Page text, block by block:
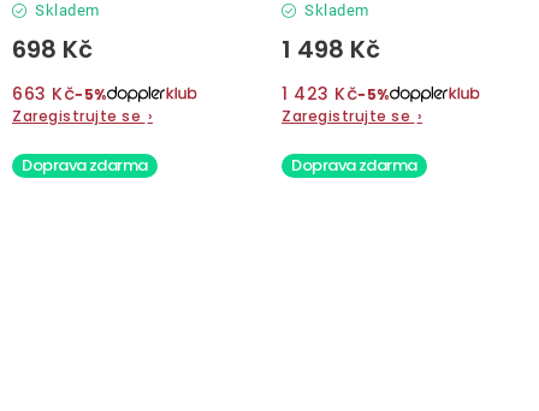
Skladem
698 Kč
663 Kč−5%
Zaregistrujte se ›
Skladem
1 498 Kč
1 423 Kč−5%
Zaregistrujte se ›
Doprava zdarma Doprava zdarma